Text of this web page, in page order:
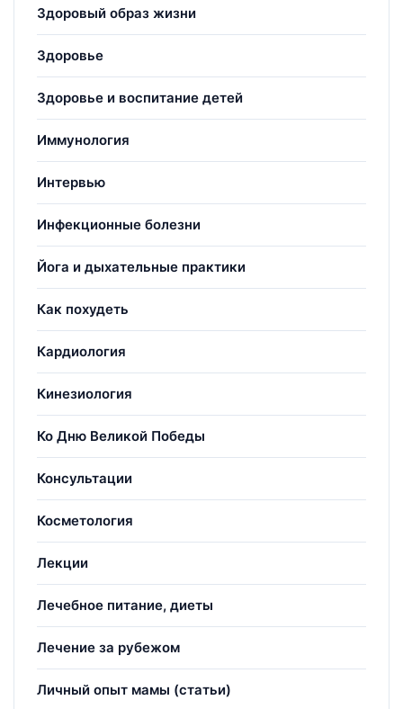
Здоровый образ жизни
Здоровье
Здоровье и воспитание детей
Иммунология
Интервью
Инфекционные болезни
Йога и дыхательные практики
Как похудеть
Кардиология
Кинезиология
Ко Дню Великой Победы
Консультации
Косметология
Лекции
Лечебное питание, диеты
Лечение за рубежом
Личный опыт мамы (статьи)